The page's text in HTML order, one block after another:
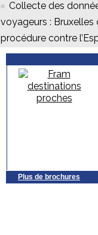
Collecte des
voyageurs : Bruxelles
procédure contre
Plus de brochures